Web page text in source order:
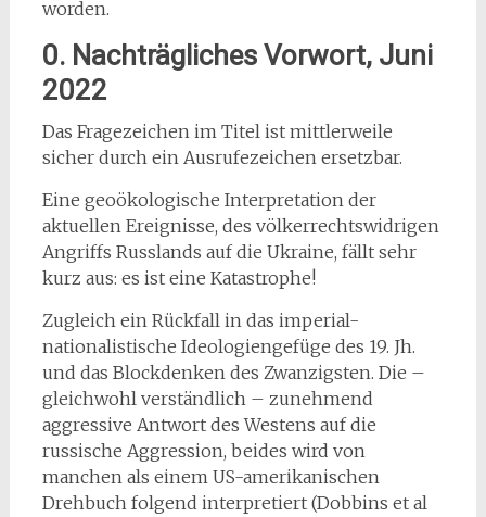
worden.
0. Nachträgliches Vorwort, Juni
2022
Das Fragezeichen im Titel ist mittlerweile
sicher durch ein Ausrufezeichen ersetzbar.
Eine geoökologische Interpretation der
aktuellen Ereignisse, des völkerrechtswidrigen
Angriffs Russlands auf die Ukraine, fällt sehr
kurz aus: es ist eine Katastrophe!
Zugleich ein Rückfall in das imperial-
nationalistische Ideologiengefüge des 19. Jh.
und das Blockdenken des Zwanzigsten. Die –
gleichwohl verständlich – zunehmend
aggressive Antwort des Westens auf die
russische Aggression, beides wird von
manchen als einem US-amerikanischen
Drehbuch folgend interpretiert (Dobbins et al